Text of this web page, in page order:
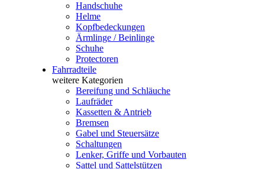
Handschuhe
Helme
Kopfbedeckungen
Ärmlinge / Beinlinge
Schuhe
Protectoren
Fahrradteile
weitere Kategorien
Bereifung und Schläuche
Laufräder
Kassetten & Antrieb
Bremsen
Gabel und Steuersätze
Schaltungen
Lenker, Griffe und Vorbauten
Sattel und Sattelstützen